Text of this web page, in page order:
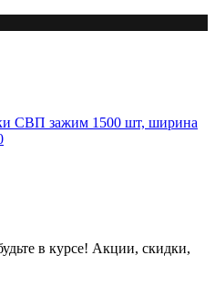
СВП зажим 1500 шт, ширина
в курсе! Акции, скидки,